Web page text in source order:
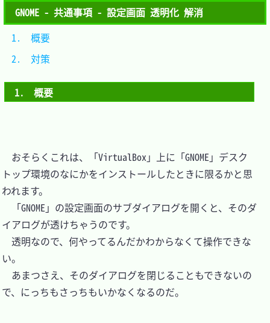
GNOME - 共通事項 - 設定画面 透明化 解消
1.　概要
おそらくこれは、「VirtualBox」上に「GNOME」デスク
トップ環境のなにかをインストールしたときに限るかと思
われます。
「GNOME」の設定画面のサブダイアログを開くと、そのダ
イアログが透けちゃうのです。
透明なので、何やってるんだかわからなくて操作できな
い。
あまつさえ、そのダイアログを閉じることもできないの
で、にっちもさっちもいかなくなるのだ。